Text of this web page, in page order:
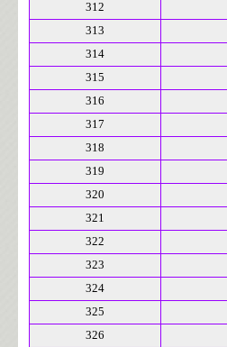
312
313
314
315
316
317
318
319
320
321
322
323
324
325
326